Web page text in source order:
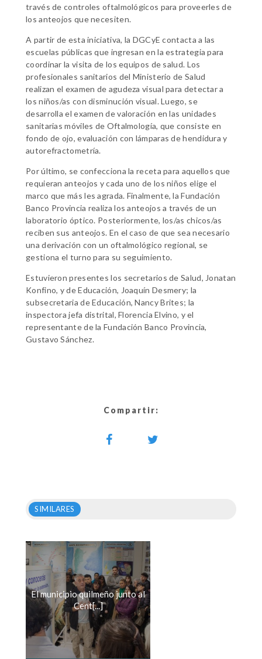
través de controles oftalmológicos para proveerles de
los anteojos que necesiten.
A partir de esta iniciativa, la DGCyE contacta a las
escuelas públicas que ingresan en la estrategia para
coordinar la visita de los equipos de salud. Los
profesionales sanitarios del Ministerio de Salud
realizan el examen de agudeza visual para detectar a
los niños/as con disminución visual. Luego, se
desarrolla el examen de valoración en las unidades
sanitarias móviles de Oftalmología, que consiste en
fondo de ojo, evaluación con lámparas de hendidura y
autorefractometría.
Por último, se confecciona la receta para aquellos que
requieran anteojos y cada uno de los niños elige el
marco que más les agrada. Finalmente, la Fundación
Banco Provincia realiza los anteojos a través de un
laboratorio óptico. Posteriormente, los/as chicos/as
reciben sus anteojos. En el caso de que sea necesario
una derivación con un oftalmológico regional, se
gestiona el turno para su seguimiento.
Estuvieron presentes los secretarios de Salud, Jonatan
Konfino, y de Educación, Joaquín Desmery; la
subsecretaria de Educación, Nancy Brites; la
inspectora jefa distrital, Florencia Elvino, y el
representante de la Fundación Banco Provincia,
Gustavo Sánchez.
Compartir:
SIMILARES
El municipio quilmeño junto al
Cent[...]